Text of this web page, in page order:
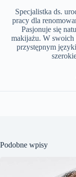
Specjalistka ds.
pracy dla
Pasjonuje się
makijażu. W swoich
przystępnym
Podobne wpisy